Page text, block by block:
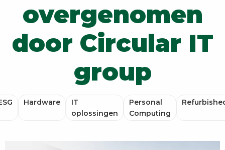
overgenomen
door Circular IT
group
Hardware
IT
oplossingen
Personal
Computing